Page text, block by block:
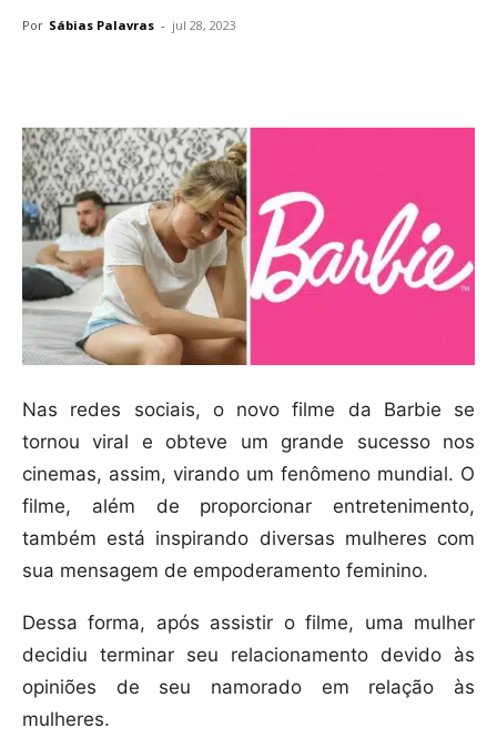
Por Sábias Palavras - jul 28, 2023
Nas redes sociais, o novo filme da Barbie se
tornou viral e obteve um grande sucesso nos
cinemas, assim, virando um fenômeno mundial. O
filme, além de proporcionar entretenimento,
também está inspirando diversas mulheres com
sua mensagem de empoderamento feminino.
Dessa forma, após assistir o filme, uma mulher
decidiu terminar seu relacionamento devido às
opiniões de seu namorado em relação às
mulheres.